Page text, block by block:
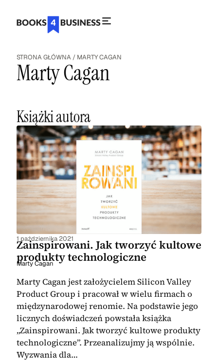
STRONA GŁÓWNA / MARTY CAGAN
Marty Cagan
Książki autora
1 października 2021
Zainspirowani. Jak tworzyć kultowe
produkty technologiczne
Marty Cagan
Marty Cagan jest założycielem Silicon Valley
Product Group i pracował w wielu firmach o
międzynarodowej renomie. Na podstawie jego
licznych doświadczeń powstała książka
„Zainspirowani. Jak tworzyć kultowe produkty
technologiczne”. Przeanalizujmy ją wspólnie.
Wyzwania dla…